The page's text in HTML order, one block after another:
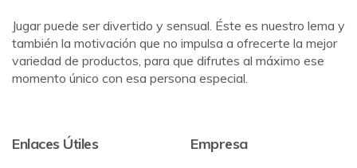
Jugar puede ser divertido y sensual. Éste es nuestro lema y
también la motivación que no impulsa a ofrecerte la mejor
variedad de productos, para que difrutes al máximo ese
momento único con esa persona especial.
Enlaces Útiles Empresa